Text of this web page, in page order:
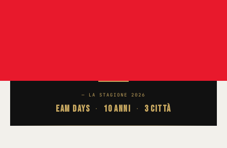
— LA STAGIONE 2026
EAM DAYS · 10 ANNI · 3 CITTÀ